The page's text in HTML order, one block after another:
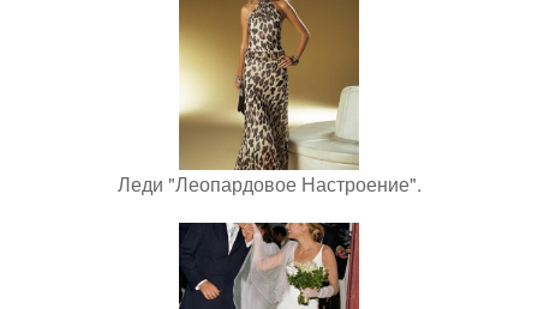
Леди "Леопардовое Настроение".